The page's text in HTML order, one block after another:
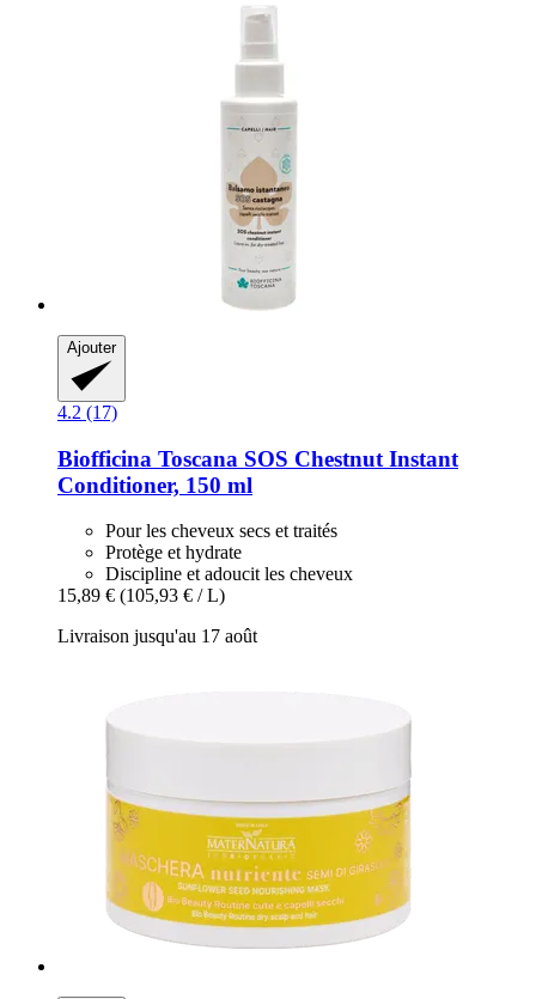
Ajouter
4.2 (17)
Biofficina Toscana SOS Chestnut Instant
Conditioner, 150 ml
Pour les cheveux secs et traités
Protège et hydrate
Discipline et adoucit les cheveux
15,89 € (105,93 € / L)
Livraison jusqu'au 17 août